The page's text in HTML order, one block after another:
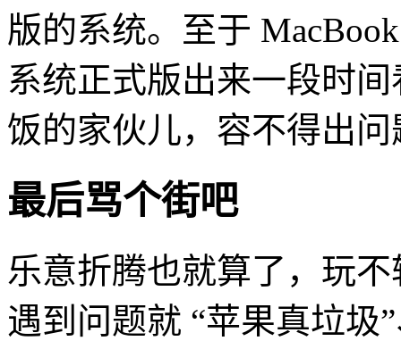
版的系统。至于
系统正式版出来一段时
饭的家伙儿，容不得出问
最后骂个街吧
乐意折腾也就算了，玩
遇到问题就 “苹果真垃圾